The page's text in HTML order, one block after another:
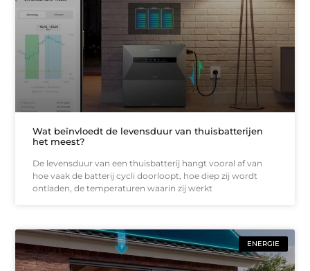
Wat beïnvloedt de levensduur van thuisbatterijen
het meest?
De levensduur van een thuisbatterij hangt vooral af van
hoe vaak de batterij cycli doorloopt, hoe diep zij wordt
ontladen, de temperaturen waarin zij werkt
ENERGIE